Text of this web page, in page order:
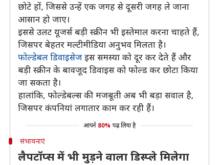
छोटे हों, जिससे उन्हें एक जगह से दूसरी जगह ले जाना
आसान हो जाए।
इससे उलट यूजर्स बड़ी स्क्रीन भी इस्तेमाल करना चाहते हैं,
जिसपर बेहतर मल्टीमीडिया अनुभव मिलता है।
फोल्डेबल डिवाइसेज इस समस्या को दूर कर देते हैं और
बड़ी स्क्रीन के बावजूद डिवाइस को फोल्ड कर छोटा किया
जा सकता है।
हालांकि, फोल्डेबल्स की मजबूती अब भी बड़ा सवाल है,
जिसपर कंपनियां लगातार काम कर रही हैं।
आपने 80% पढ़ लिया है
संभावनाएं
लैपटॉप्स में भी मुड़ने वाला डिस्प्ले मिलेगा